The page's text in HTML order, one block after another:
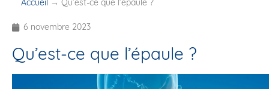
Accueil → Qu’est-ce que l’épaule ?
6 novembre 2023
Qu’est-ce que l’épaule ?